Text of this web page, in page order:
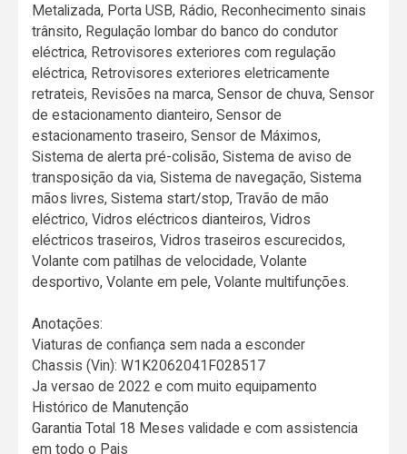
Metalizada, Porta USB, Rádio, Reconhecimento sinais
trânsito, Regulação lombar do banco do condutor
eléctrica, Retrovisores exteriores com regulação
eléctrica, Retrovisores exteriores eletricamente
retrateis, Revisões na marca, Sensor de chuva, Sensor
de estacionamento dianteiro, Sensor de
estacionamento traseiro, Sensor de Máximos,
Sistema de alerta pré-colisão, Sistema de aviso de
transposição da via, Sistema de navegação, Sistema
mãos livres, Sistema start/stop, Travão de mão
eléctrico, Vidros eléctricos dianteiros, Vidros
eléctricos traseiros, Vidros traseiros escurecidos,
Volante com patilhas de velocidade, Volante
desportivo, Volante em pele, Volante multifunções.
Anotações:
Viaturas de confiança sem nada a esconder
Chassis (Vin): W1K2062041F028517
Ja versao de 2022 e com muito equipamento
Histórico de Manutenção
Garantia Total 18 Meses validade e com assistencia
em todo o Pais